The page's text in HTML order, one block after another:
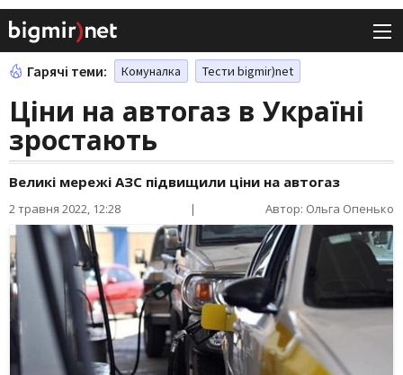
Гарячі теми: Комуналка Тести bigmir)net
Ціни на автогаз в Україні
зростають
Великі мережі АЗС підвищили ціни на автогаз
2 травня 2022, 12:28 | Автор: Ольга Опенько